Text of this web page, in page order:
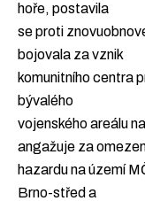
hoře, postavila
se proti
bojovala za vznik
komunitního centra
bývalého
vojenského areálu
angažuje za
hazardu na území
Brno-střed a